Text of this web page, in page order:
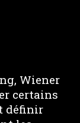
Wiener
certains
définir